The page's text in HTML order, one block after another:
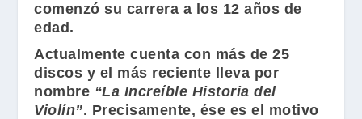
comenzó su carrera a los 12 años de
edad.
Actualmente cuenta con más de 25
discos y el más reciente lleva por
nombre “La Increíble Historia del
Violín”. Precisamente, ése es el motivo